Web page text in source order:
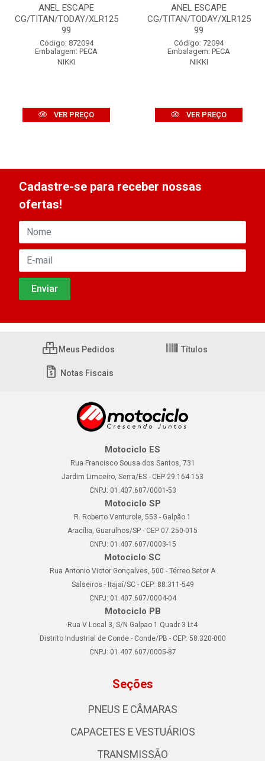
ANEL ESCAPE
CG/TITAN/TODAY/XLR125
99
Código: 872094
Embalagem: PECA
NIKKI
VER PREÇO
ANEL ESCAPE
CG/TITAN/TODAY/XLR125
99
Código: 72094
Embalagem: PECA
NIKKI
VER PREÇO
Cadastre-se para receber nossas
ofertas!
Meus Pedidos Títulos
Notas Fiscais
Motociclo ES
Rua Francisco Sousa dos Santos, 731
Jardim Limoeiro, Serra/ES - CEP 29.164-153
CNPJ: 01.407.607/0001-53
Motociclo SP
R. Roberto Venturole, 553 - Galpão 1
Aracília, Guarulhos/SP - CEP 07.250-015
CNPJ: 01.407.607/0003-15
Motociclo SC
Rua Antonio Victor Gonçalves, 500 - Térreo Setor A
Salseiros - Itajaí/SC - CEP: 88.311-549
CNPJ: 01.407.607/0004-04
Motociclo PB
Rua V Local 3, S/N Galpao 1 Quadr 3 Lt4
Distrito Industrial de Conde - Conde/PB - CEP: 58.320-000
CNPJ: 01.407.607/0005-87
Seções
PNEUS E CÂMARAS
CAPACETES E VESTUÁRIOS
TRANSMISSÃO